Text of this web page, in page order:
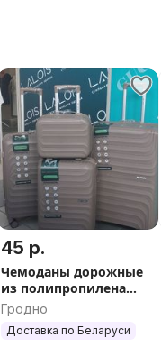
45 р.
Чемоданы дорожные
из полипропилена
(ударопрочные)MY
BAG
Гродно
Доставка по Беларуси